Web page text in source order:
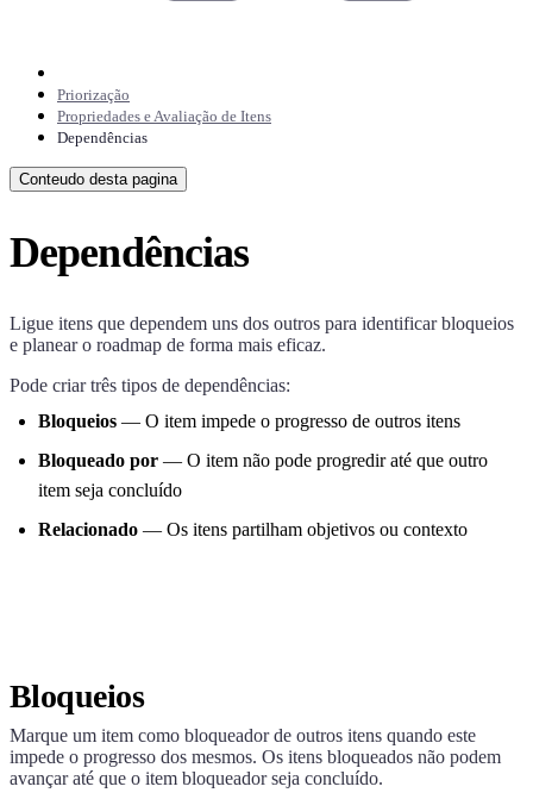
Priorização
Propriedades e Avaliação de Itens
Dependências
Conteudo desta pagina
Dependências
Ligue itens que dependem uns dos outros para identificar bloqueios
e planear o roadmap de forma mais eficaz.
Pode criar três tipos de dependências:
Bloqueios — O item impede o progresso de outros itens
Bloqueado por — O item não pode progredir até que outro
item seja concluído
Relacionado — Os itens partilham objetivos ou contexto
Bloqueios
Marque um item como bloqueador de outros itens quando este
impede o progresso dos mesmos. Os itens bloqueados não podem
avançar até que o item bloqueador seja concluído.